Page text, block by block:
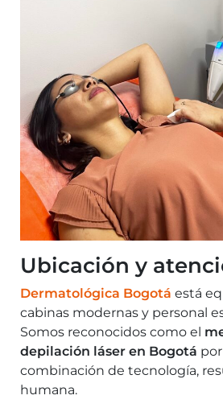
Ubicación y
Dermatológica Bogotá está
cabinas modernas y personal
Somos reconocidos como el
depilación láser en Bogotá
combinación de tecnología,
humana.